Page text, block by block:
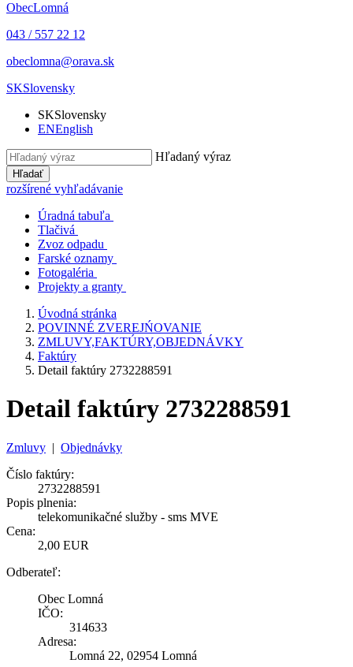
ObecLomná
043 / 557 22 12
obeclomna@orava.sk
SKSlovensky
SKSlovensky
ENEnglish
Hľadaný výraz
Hľadať
rozšírené vyhľadávanie
Úradná tabuľa
Tlačivá
Zvoz odpadu
Farské oznamy
Fotogaléria
Projekty a granty
Úvodná stránka
POVINNÉ ZVEREJŃOVANIE
ZMLUVY,FAKTÚRY,OBJEDNÁVKY
Faktúry
Detail faktúry 2732288591
Detail faktúry 2732288591
Zmluvy | Objednávky
Číslo faktúry:
2732288591
Popis plnenia:
telekomunikačné služby - sms MVE
Cena:
2,00 EUR
Odberateľ:
Obec Lomná
IČO:
314633
Adresa:
Lomná 22, 02954 Lomná